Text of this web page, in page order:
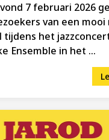
7 februari 2026
van een mooi
tijdens het
Ensemble in het ...